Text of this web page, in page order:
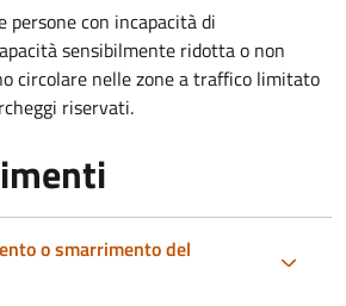
persone con incapacità di
sensibilmente ridotta o non
circolare nelle zone a traffico limitato
riservati.
o smarrimento del